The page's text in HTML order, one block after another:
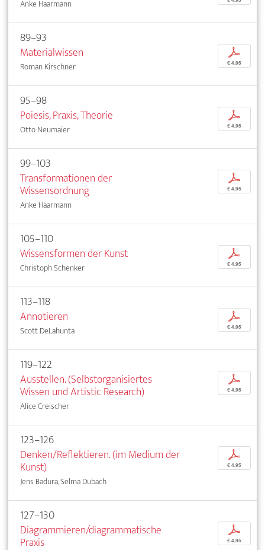
Anke Haarmann
89–93
Materialwissen
Roman Kirschner
p
€ 4,95
95–98
Poiesis, Praxis, Theorie
Otto Neumaier
p
€ 4,95
99–103
Transformationen der
Wissensordnung
Anke Haarmann
p
€ 4,95
105–110
Wissensformen der Kunst
Christoph Schenker
p
€ 4,95
113–118
Annotieren
Scott DeLahunta
p
€ 4,95
119–122
Ausstellen. (Selbstorganisiertes
Wissen und Artistic Research)
Alice Creischer
p
€ 4,95
123–126
Denken/Reflektieren. (im Medium der
Kunst)
Jens Badura, Selma Dubach
p
€ 4,95
127–130
Diagrammieren/diagrammatische
Praxis
p
€ 4,95